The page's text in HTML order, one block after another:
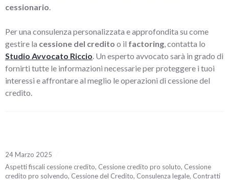
cessionario.
Per una consulenza personalizzata e approfondita su come
gestire la cessione del credito o il factoring, contatta lo
Studio Avvocato Riccio. Un esperto avvocato sarà in grado di
fornirti tutte le informazioni necessarie per proteggere i tuoi
interessi e affrontare al meglio le operazioni di cessione del
credito.
24 Marzo 2025
Aspetti fiscali cessione credito, Cessione credito pro soluto, Cessione
credito pro solvendo, Cessione del Credito, Consulenza legale, Contratti